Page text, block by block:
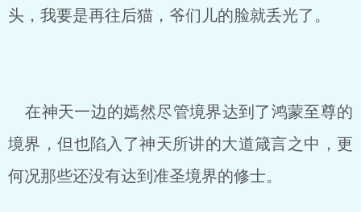
头，我要是再往后猫，爷们儿的脸就丢光了。
在神天一边的嫣然尽管境界达到了鸿蒙至尊的
境界，但也陷入了神天所讲的大道箴言之中，更
何况那些还没有达到准圣境界的修士。